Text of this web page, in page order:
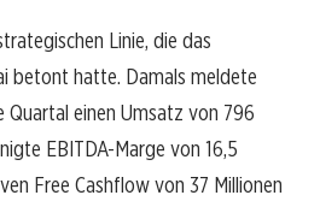
Linie, die das
betont hatte. Damals meldete
einen Umsatz von 796
EBITDA-Marge von 16,5
Free Cashflow von 37 Millionen